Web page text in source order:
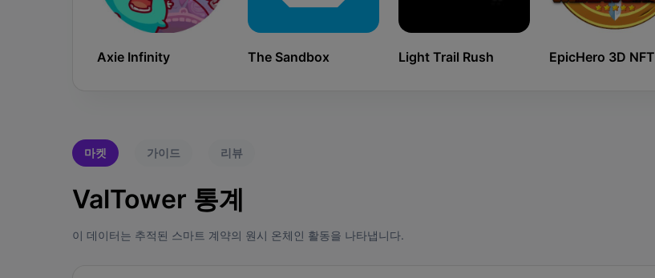
Axie Infinity The Sandbox Light Trail Rush EpicHero 3D NFT
마켓 가이드 리뷰
ValTower 통계
이 데이터는 추적된 스마트 계약의 원시 온체인 활동을 나타냅니다.